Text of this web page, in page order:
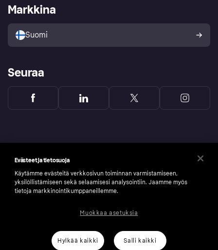
Tutustu kauppoihin
Ostajan turva
Kirjaudu sisään yrityksenä
Markkina
Suomi
Seuraa
number: 556737-0431
Evästeet ja tietosuoja
Käytämme evästeitä verkkosivun toiminnan varmistamiseen,
yksilöllistämiseen sekä selaamisesi analysointiin. Jaamme myös
tietoja markkinointikumppaneillemme.
Hylkää kaikki Salli kaikki
Muokkaa asetuksia